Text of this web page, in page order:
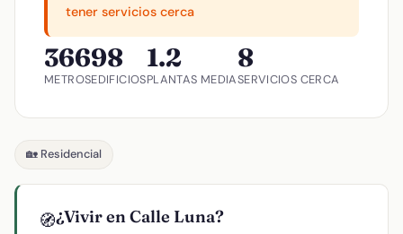
tener servicios cerca
366
METROS
98
EDIFICIOS
1.2
PLANTAS MEDIA
8
SERVICIOS CERCA
🏡 Residencial
🧭¿Vivir en Calle Luna?